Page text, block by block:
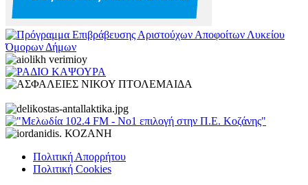
Πολιτική Απορρήτου
Πολιτική Cookies